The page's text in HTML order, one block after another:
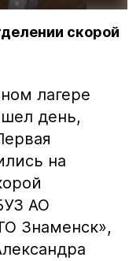
скорой
лагере
день,
на
АО
Знаменск»,